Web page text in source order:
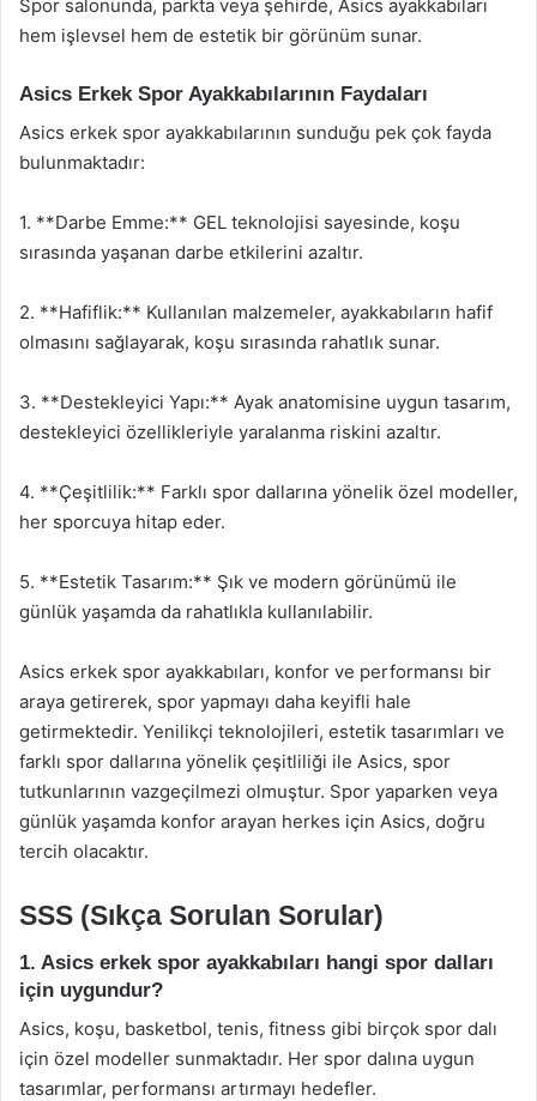
Spor salonunda, parkta veya şehirde, Asics ayakkabıları
hem işlevsel hem de estetik bir görünüm sunar.
Asics Erkek Spor Ayakkabılarının Faydaları
Asics erkek spor ayakkabılarının sunduğu pek çok fayda
bulunmaktadır:
1. **Darbe Emme:** GEL teknolojisi sayesinde, koşu
sırasında yaşanan darbe etkilerini azaltır.
2. **Hafiflik:** Kullanılan malzemeler, ayakkabıların hafif
olmasını sağlayarak, koşu sırasında rahatlık sunar.
3. **Destekleyici Yapı:** Ayak anatomisine uygun tasarım,
destekleyici özellikleriyle yaralanma riskini azaltır.
4. **Çeşitlilik:** Farklı spor dallarına yönelik özel modeller,
her sporcuya hitap eder.
5. **Estetik Tasarım:** Şık ve modern görünümü ile
günlük yaşamda da rahatlıkla kullanılabilir.
Asics erkek spor ayakkabıları, konfor ve performansı bir
araya getirerek, spor yapmayı daha keyifli hale
getirmektedir. Yenilikçi teknolojileri, estetik tasarımları ve
farklı spor dallarına yönelik çeşitliliği ile Asics, spor
tutkunlarının vazgeçilmezi olmuştur. Spor yaparken veya
günlük yaşamda konfor arayan herkes için Asics, doğru
tercih olacaktır.
SSS (Sıkça Sorulan Sorular)
1. Asics erkek spor ayakkabıları hangi spor dalları
için uygundur?
Asics, koşu, basketbol, tenis, fitness gibi birçok spor dalı
için özel modeller sunmaktadır. Her spor dalına uygun
tasarımlar, performansı artırmayı hedefler.